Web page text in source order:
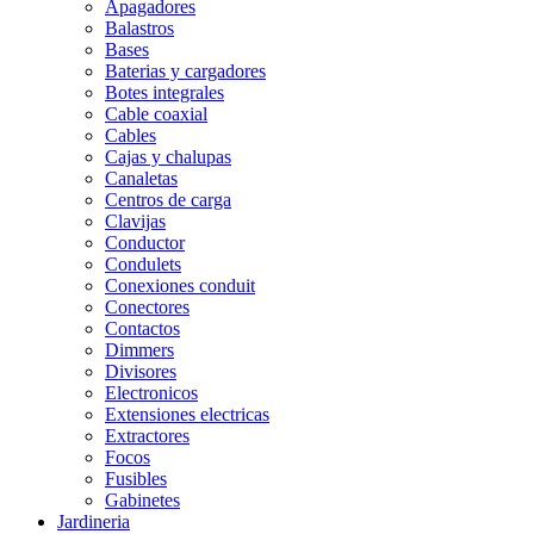
Apagadores
Balastros
Bases
Baterias y cargadores
Botes integrales
Cable coaxial
Cables
Cajas y chalupas
Canaletas
Centros de carga
Clavijas
Conductor
Condulets
Conexiones conduit
Conectores
Contactos
Dimmers
Divisores
Electronicos
Extensiones electricas
Extractores
Focos
Fusibles
Gabinetes
Jardineria